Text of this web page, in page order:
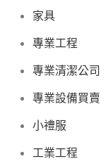
家具
專業工程
專業清潔公司
專業設備買賣
小禮服
工業工程